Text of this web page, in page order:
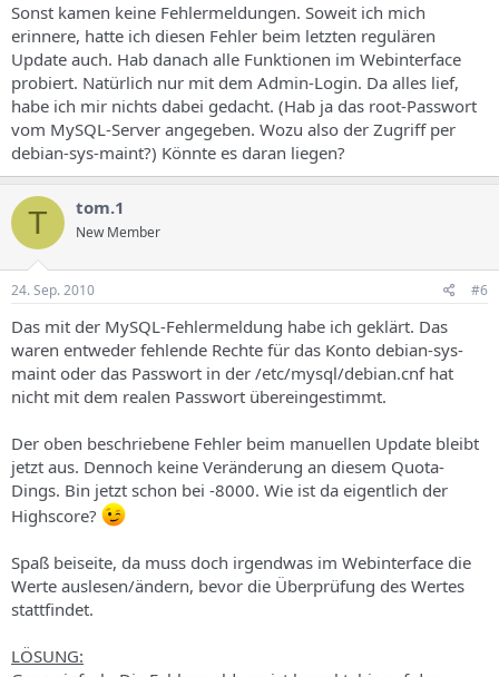
Sonst kamen keine Fehlermeldungen. Soweit ich mich
erinnere, hatte ich diesen Fehler beim letzten regulären
Update auch. Hab danach alle Funktionen im Webinterface
probiert. Natürlich nur mit dem Admin-Login. Da alles lief,
habe ich mir nichts dabei gedacht. (Hab ja das root-Passwort
vom MySQL-Server angegeben. Wozu also der Zugriff per
debian-sys-maint?) Könnte es daran liegen?
T tom.1
New Member
24. Sep. 2010 #6
Das mit der MySQL-Fehlermeldung habe ich geklärt. Das
waren entweder fehlende Rechte für das Konto debian-sys-
maint oder das Passwort in der /etc/mysql/debian.cnf hat
nicht mit dem realen Passwort übereingestimmt.
Der oben beschriebene Fehler beim manuellen Update bleibt
jetzt aus. Dennoch keine Veränderung an diesem Quota-
Dings. Bin jetzt schon bei -8000. Wie ist da eigentlich der
Highscore?
Spaß beiseite, da muss doch irgendwas im Webinterface die
Werte auslesen/ändern, bevor die Überprüfung des Wertes
stattfindet.
LÖSUNG: